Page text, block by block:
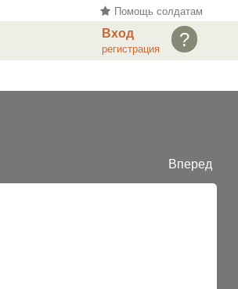
Помощь солдатам
?
Вход
регистрация
Вперед